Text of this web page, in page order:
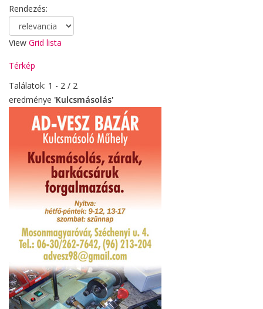
Rendezés:
View Grid lista
Térkép
Találatok: 1 - 2 / 2
eredménye 'Kulcsmásolás'